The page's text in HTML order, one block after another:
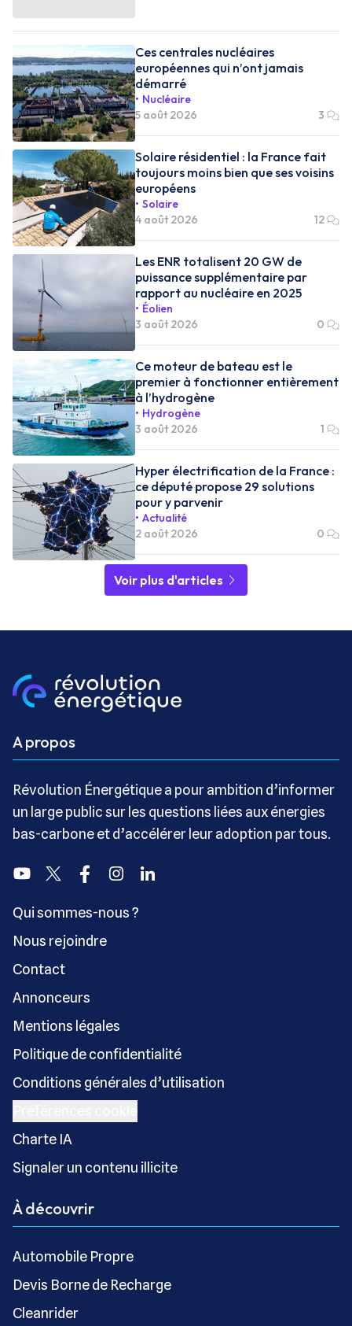
Ces centrales nucléaires
européennes qui n’ont jamais
démarré
Nucléaire
5 août 2026
3
Solaire résidentiel : la France fait
toujours moins bien que ses voisins
européens
Solaire
4 août 2026
12
Les ENR totalisent 20 GW de
puissance supplémentaire par
rapport au nucléaire en 2025
Éolien
3 août 2026
0
Ce moteur de bateau est le
premier à fonctionner entièrement
à l’hydrogène
Hydrogène
3 août 2026
1
Hyper électrification de la France :
ce député propose 29 solutions
pour y parvenir
Actualité
2 août 2026
0
Voir plus d'articles
A propos
Révolution Énergétique a pour ambition d’informer
un large public sur les questions liées aux énergies
bas-carbone et d’accélérer leur adoption par tous.
YoutubeTwitter FacebookInstagramLinkedin
Qui sommes-nous ?
Nous rejoindre
Contact
Annonceurs
Mentions légales
Politique de confidentialité
Conditions générales d’utilisation
Charte IA
Signaler un contenu illicite
À découvrir
Automobile Propre
Devis Borne de Recharge
Cleanrider